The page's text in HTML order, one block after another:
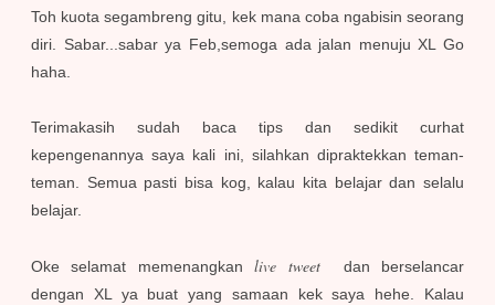
Toh kuota segambreng gitu, kek mana coba ngabisin seorang
diri. Sabar...sabar ya Feb,semoga ada jalan menuju XL Go
haha.
Terimakasih sudah baca tips dan sedikit curhat
kepengenannya saya kali ini, silahkan dipraktekkan teman-
teman. Semua pasti bisa kog, kalau kita belajar dan selalu
belajar.
Oke selamat memenangkanlive tweetdan berselancar
dengan XL ya buat yang samaan kek saya hehe. Kalau